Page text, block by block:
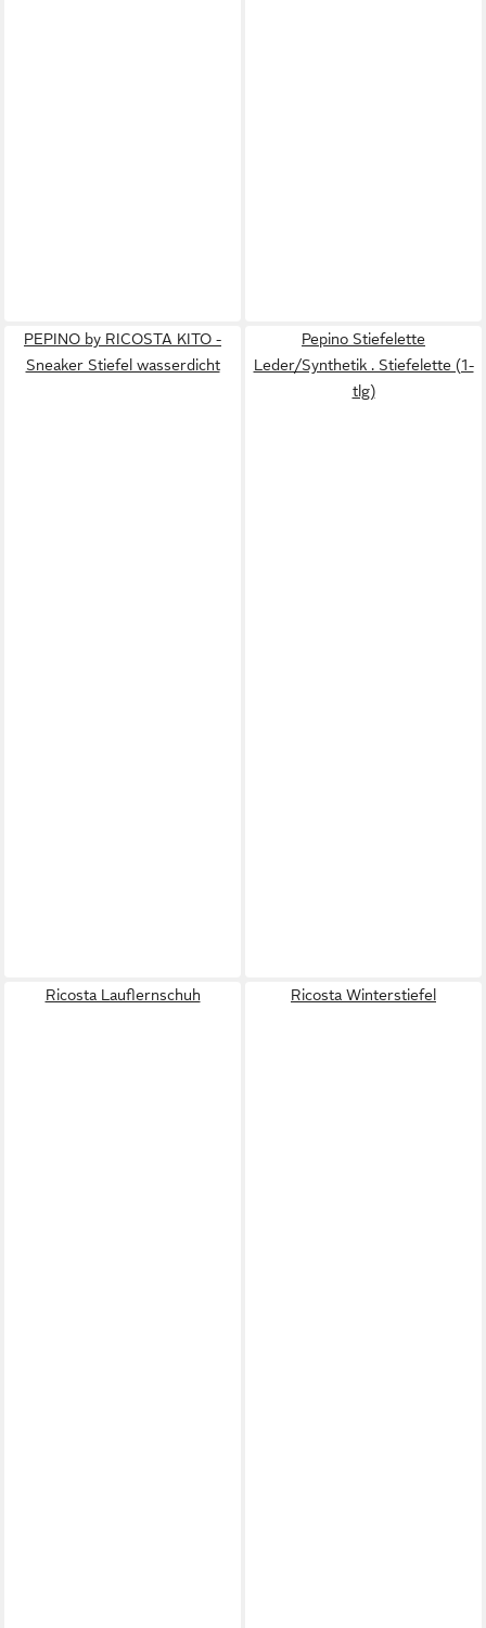
PEPINO by RICOSTA KITO -
Sneaker Stiefel wasserdicht
Pepino Stiefelette
Leder/Synthetik . Stiefelette (1-
tlg)
Ricosta Lauflernschuh Ricosta Winterstiefel